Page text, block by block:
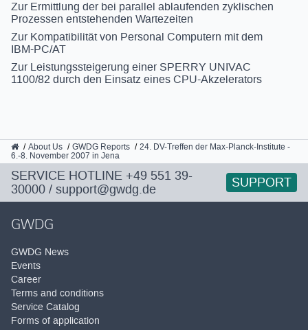
Zur Ermittlung der bei parallel ablaufenden zyklischen
Prozessen entstehenden Wartezeiten
Zur Kompatibilität von Personal Computern mit dem
IBM-PC/AT
Zur Leistungssteigerung einer SPERRY UNIVAC
1100/82 durch den Einsatz eines CPU-Akzelerators
GWDG
About Us GWDG Reports
24. DV-Treffen der Max-Planck-Institute -
6.-8. November 2007 in Jena
SERVICE HOTLINE +49 551 39-
30000 / support@gwdg.de SUPPORT
GWDG
GWDG News
Events
Career
Terms and conditions
Service Catalog
Forms of application